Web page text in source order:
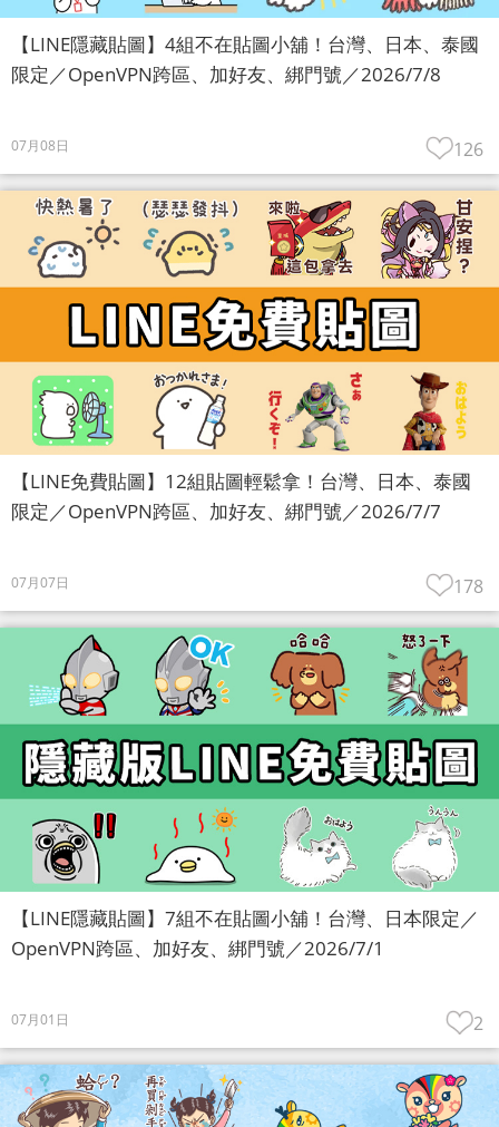
【LINE隱藏貼圖】4組不在貼圖小舖！台灣、日本、泰國
限定／OpenVPN跨區、加好友、綁門號／2026/7/8
07月08日 126
【LINE免費貼圖】12組貼圖輕鬆拿！台灣、日本、泰國
限定／OpenVPN跨區、加好友、綁門號／2026/7/7
07月07日 178
【LINE隱藏貼圖】7組不在貼圖小舖！台灣、日本限定／
OpenVPN跨區、加好友、綁門號／2026/7/1
07月01日 2